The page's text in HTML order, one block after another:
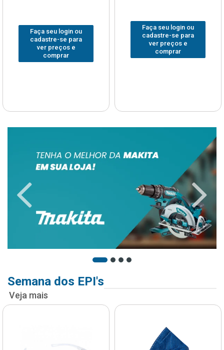
Faça seu login ou
cadastre-se para
ver preços e
comprar
Faça seu login ou
cadastre-se para
ver preços e
comprar
Semana dos EPI's
Veja mais